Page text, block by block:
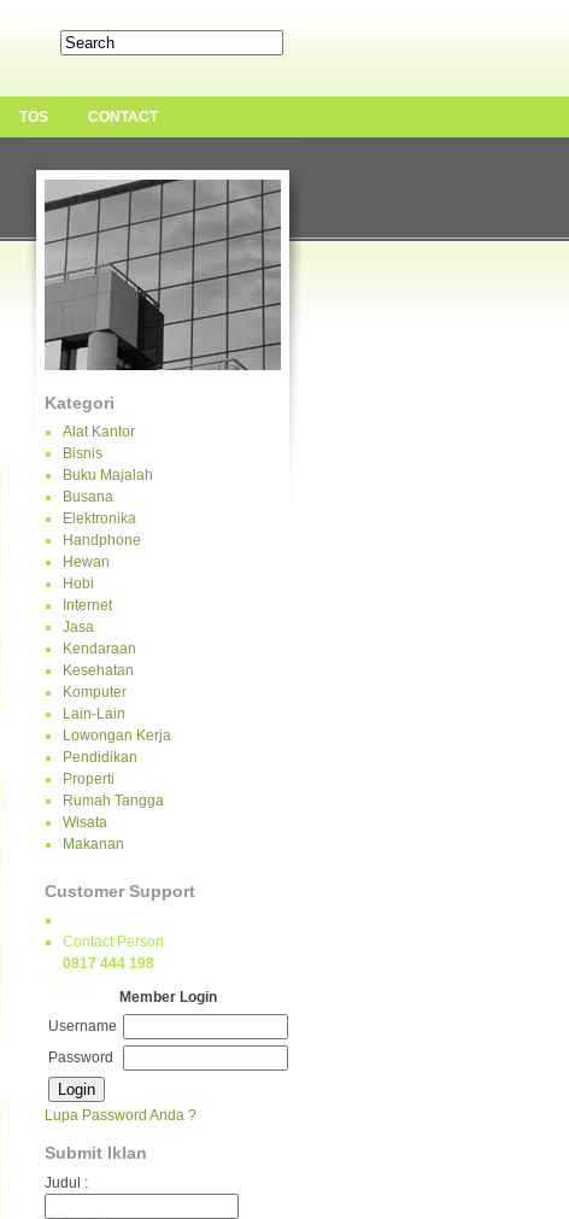
TOS CONTACT
Kategori
Alat Kantor
Bisnis
Buku Majalah
Busana
Elektronika
Handphone
Hewan
Hobi
Internet
Jasa
Kendaraan
Kesehatan
Komputer
Lain-Lain
Lowongan Kerja
Pendidikan
Properti
Rumah Tangga
Wisata
Makanan
Customer Support
Contact Person
0817 444 198
Member Login
Username
Password
Lupa Password Anda ?
Submit Iklan
Judul :